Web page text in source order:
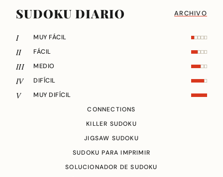
SUDOKU DIARIO ARCHIVO
I MUY FÁCIL
II FÁCIL
III MEDIO
IV DIFÍCIL
V
MUY DIFÍCIL
CONNECTIONS
KILLER SUDOKU
JIGSAW SUDOKU
SUDOKU PARA IMPRIMIR
SOLUCIONADOR DE SUDOKU